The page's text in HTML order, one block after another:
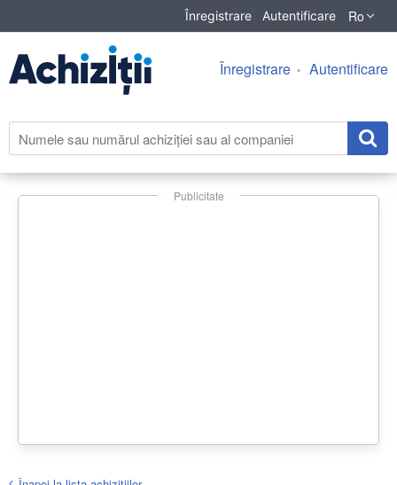
Înregistrare Autentificare Ro
Înregistrare Autentificare
Publicitate